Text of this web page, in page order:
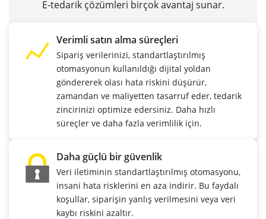
E-tedarik çözümleri birçok avantaj sunar.
Verimli satın alma süreçleri
Sipariş verilerinizi, standartlaştırılmış
otomasyonun kullanıldığı dijital yoldan
göndererek olası hata riskini düşürür,
zamandan ve maliyetten tasarruf eder, tedarik
zincirinizi optimize edersiniz. Daha hızlı
süreçler ve daha fazla verimlilik için.
Daha güçlü bir güvenlik
Veri iletiminin standartlaştırılmış otomasyonu,
insani hata risklerini en aza indirir. Bu faydalı
koşullar, siparişin yanlış verilmesini veya veri
kaybı riskini azaltır.